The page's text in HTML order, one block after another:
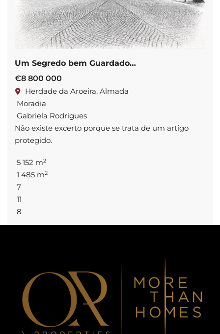
Um Segredo bem Guardado…
€8 800 000
Herdade da Aroeira, Almada
Moradia
Gabriela Rodrigues
Não existe excerto porque se trata de um artigo
protegido.
5 152 m2
1 485 m2
7
11
8